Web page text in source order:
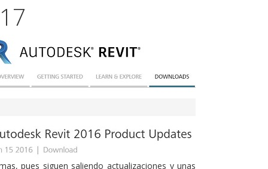
pues siguen saliendo actualizaciones y unas